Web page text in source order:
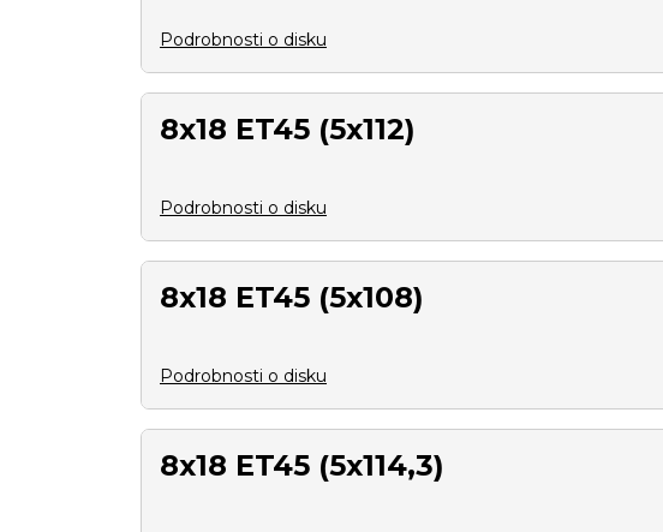
Podrobnosti o disku
8x18 ET45 (5x112)
Podrobnosti o disku
8x18 ET45 (5x108)
Podrobnosti o disku
8x18 ET45 (5x114,3)